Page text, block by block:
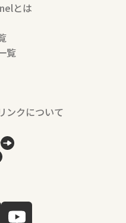
とは
覧
ンクについて